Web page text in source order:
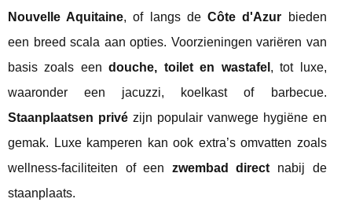
Nouvelle Aquitaine, of langs deCôte d'Azur bieden
een breed scala aan opties. Voorzieningen variëren van
basis zoals eendouche, toilet en wastafel , tot luxe,
waaronder een jacuzzi, koelkast of barbecue.
Staanplaatsen privézijn populair vanwege hygiëne en
gemak. Luxe kamperen kan ook extra’s omvatten zoals
wellness-faciliteiten of een zwembad direct nabij de
staanplaats.